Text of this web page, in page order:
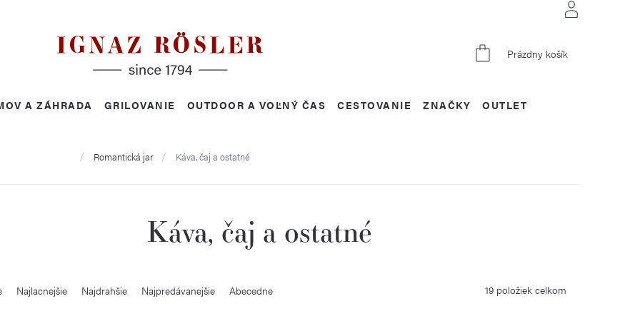
NÁKUPNÝ
Prázdny košík
A ZÁHRADA GRILOVANIE OUTDOOR A VOĽNÝ ČAS CESTOVANIE OUTLET
ZNAČKY
DomovRomantická jar Káva, čaj a ostatné
Káva, čaj a ostatné
Najlacnejšie Najdrahšie Najpredávanejšie Abecedne 19 položiek celkom